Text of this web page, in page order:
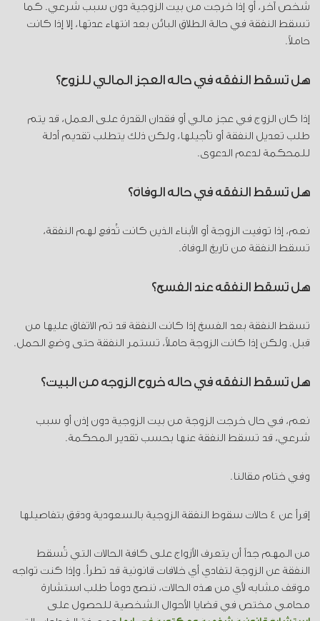
شخص آخر، أو إذا خرجت من بيت الزوجية دون سبب شرعي. كما
تسقط النفقة في حالة الطلاق البائن بعد انتهاء عدتها، إلا إذا كانت
حاملاً.
هل تسقط النفقة في حالة العجز المالي للزوج؟
إذا كان الزوج في عجز مالي أو فقدان القدرة على العمل، قد يتم
طلب تعديل النفقة أو تأجيلها، ولكن ذلك يتطلب تقديم أدلة
للمحكمة لدعم الدعوى.
هل تسقط النفقة في حالة الوفاة؟
نعم، إذا توفيت الزوجة أو الأبناء الذين كانت تُدفع لهم النفقة،
تسقط النفقة من تاريخ الوفاة.
هل تسقط النفقة عند الفسخ؟
تسقط النفقة بعد الفسخ إذا كانت النفقة قد تم الاتفاق عليها من
قبل. ولكن إذا كانت الزوجة حاملاً، تستمر النفقة حتى وضع الحمل.
هل تسقط النفقة في حالة خروج الزوجة من البيت؟
نعم، في حال خرجت الزوجة من بيت الزوجية دون إذن أو سبب
شرعي، قد تسقط النفقة عنها بحسب تقدير المحكمة.
وفي ختام مقالنا.
إقرأ عن 4 حالات سقوط النفقة الزوجية بالسعودية ودقق بتفاصيلها
من المهم جداً أن يتعرف الأزواج على كافة الحالات التي تُسقط
النفقة عن الزوجة لتفادي أي خلافات قانونية قد تطرأ. وإذا كنت تواجه
موقف مشابه لأي من هذه الحالات، ننصح دوماً طلب استشارة
محامي مختص في قضايا الأحوال الشخصية للحصول على